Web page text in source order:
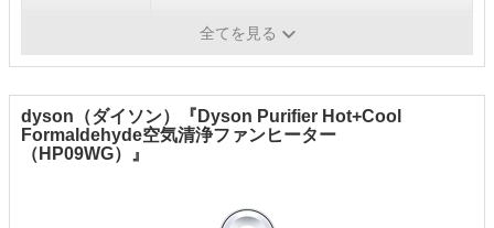
全てを見る
dyson（ダイソン）『Dyson Purifier Hot+Cool
Formaldehyde空気清浄ファンヒーター
（HP09WG）』